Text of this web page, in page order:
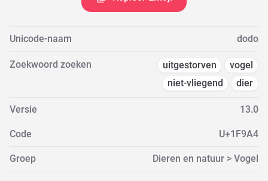
Unicode-naam dodo
Zoekwoord zoeken uitgestorven
vogel
niet-vliegend
dier
Versie 13.0
Code U+1F9A4
Groep Dieren en natuur > Vogel